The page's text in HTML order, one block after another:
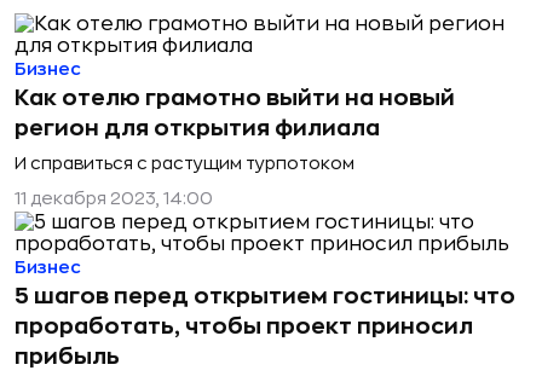
Как отелю грамотно выйти на новый
регион для открытия филиала
И справиться с растущим турпотоком
Бизнес
11 декабря 2023, 14:00
5 шагов перед открытием гостиницы: что
проработать, чтобы проект приносил
прибыль
Бизнес